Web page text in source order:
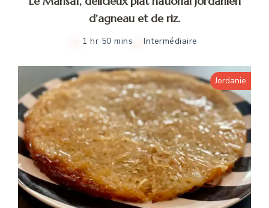
d’agneau et de riz.
1 hr 50 mins Intermédiaire
Jordanie